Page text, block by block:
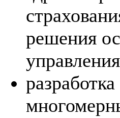
решения